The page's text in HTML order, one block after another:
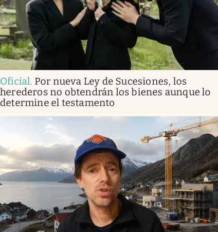
Oficial. Por nueva Ley de Sucesiones, los
herederos no obtendrán los bienes aunque lo
determine el testamento